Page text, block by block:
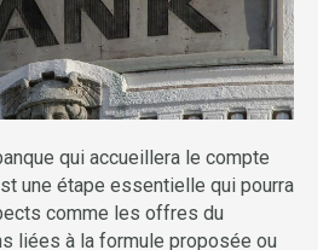
qui accueillera le compte
une étape essentielle qui pourra
comme les offres du
liées à la formule proposée ou